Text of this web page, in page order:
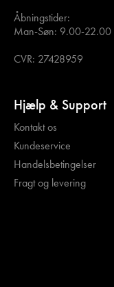
Åbningstider:
Man-Søn: 9.00-22.00
CVR: 27428959
Hjælp & Support
Kontakt os
Kundeservice
Handelsbetingelser
Fragt og levering